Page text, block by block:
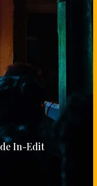
In-Edit